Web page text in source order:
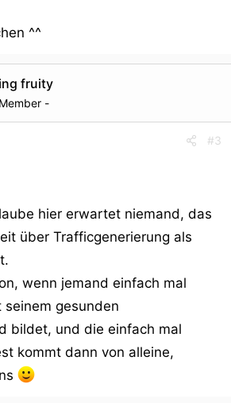
^^
fruity
-
#3
hier erwartet niemand, das
über Trafficgenerierung als
wenn jemand einfach mal
seinem gesunden
bildet, und die einfach mal
kommt dann von alleine,